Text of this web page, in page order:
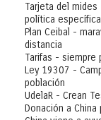
Tarjeta del
política
Plan Ceibal -
distancia
Tarifas - siempre
Ley 19307 -
población
UdelaR - Crean
Donación a